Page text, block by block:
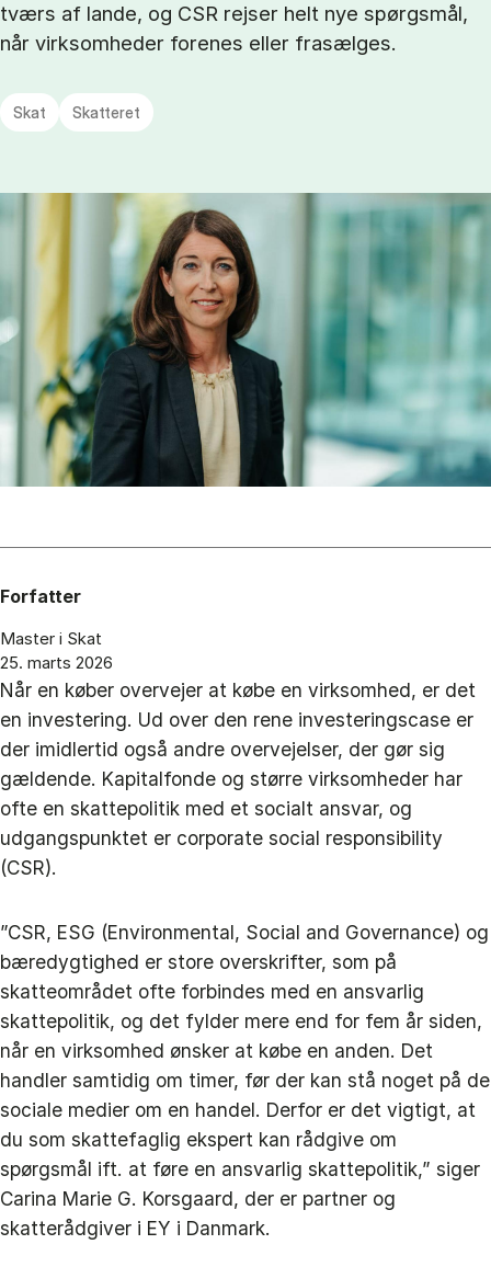
tværs af lande, og CSR rejser helt nye spørgsmål,
når virksomheder forenes eller frasælges.
Skat Skatteret
Forfatter
Master i Skat
25. marts 2026
Når en køber overvejer at købe en virksomhed, er det
en investering. Ud over den rene investeringscase er
der imidlertid også andre overvejelser, der gør sig
gældende. Kapitalfonde og større virksomheder har
ofte en skattepolitik med et socialt ansvar, og
udgangspunktet er corporate social responsibility
(CSR).
”CSR, ESG (Environmental, Social and Governance) og
bæredygtighed er store overskrifter, som på
skatteområdet ofte forbindes med en ansvarlig
skattepolitik, og det fylder mere end for fem år siden,
når en virksomhed ønsker at købe en anden. Det
handler samtidig om timer, før der kan stå noget på de
sociale medier om en handel. Derfor er det vigtigt, at
du som skattefaglig ekspert kan rådgive om
spørgsmål ift. at føre en ansvarlig skattepolitik,” siger
Carina Marie G. Korsgaard, der er partner og
skatterådgiver i EY i Danmark.